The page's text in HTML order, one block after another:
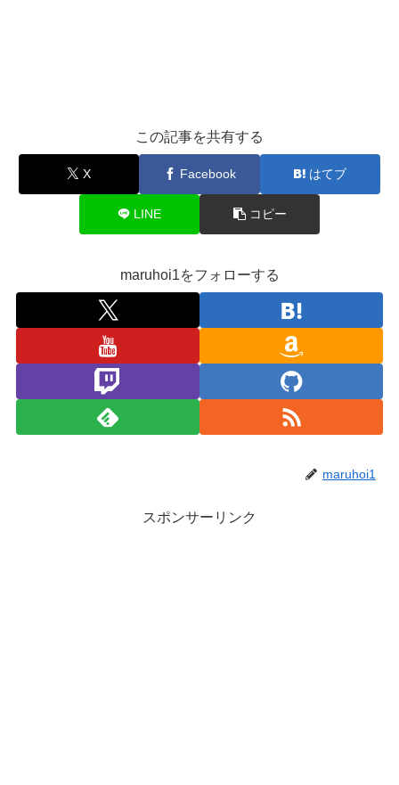
この記事を共有する
X Facebook はてブ
LINE コピー
maruhoi1をフォローする
maruhoi1
スポンサーリンク